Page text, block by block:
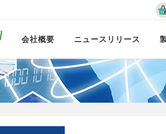
会社概要 ニュースリリース